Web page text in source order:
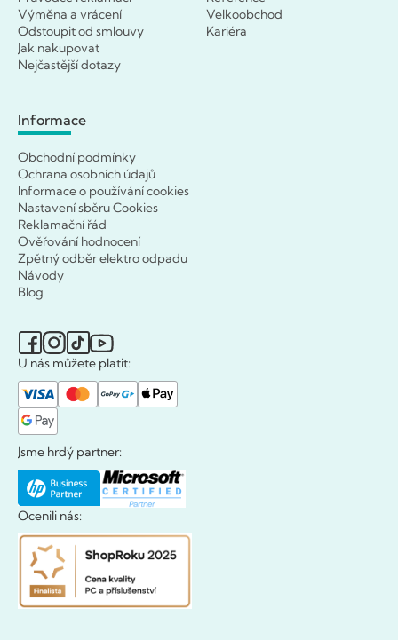
Výměna a vrácení
Odstoupit od smlouvy
Jak nakupovat
Nejčastější dotazy
Velkoobchod
Kariéra
Informace
Obchodní podmínky
Ochrana osobních údajů
Informace o používání cookies
Nastavení sběru Cookies
Reklamační řád
Ověřování hodnocení
Zpětný odběr elektro odpadu
Návody
Blog
U nás můžete platit:
Jsme hrdý partner:
Ocenili nás: